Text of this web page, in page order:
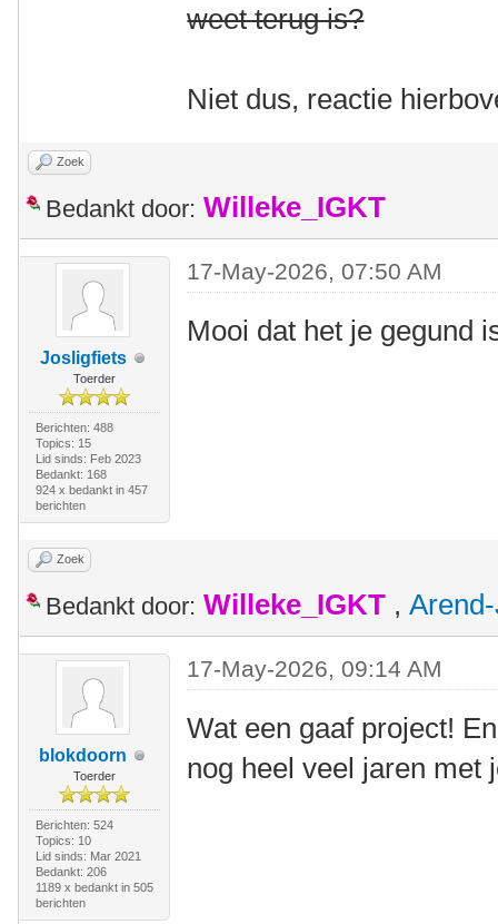
weet terug is?
Niet dus, reactie
Zoek
Bedankt door: Willeke_IGKT
Josligfiets
Toerder
Berichten: 488
Topics: 15
Lid sinds: Feb 2023
Bedankt: 168
924 x bedankt in 457
berichten
17-May-2026, 07:50 AM
Mooi dat het je gegund
Zoek
Bedankt door: Willeke_IGKT ,
blokdoorn
Toerder
Berichten: 524
Topics: 10
Lid sinds: Mar 2021
Bedankt: 206
1189 x bedankt in 505
berichten
17-May-2026, 09:14 AM
Wat een gaaf project!
nog heel veel jaren met